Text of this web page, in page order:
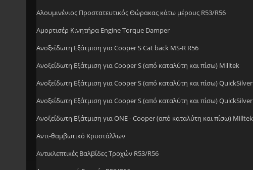
Αλουμινένιος Προστατευτικός Θώρακας κάτω μέρους R53/R56
Αμορτισέρ Κινητήρα Engine Torque Damper
Ανοξείδωτη Eξάτμιση για Cooper S Cat back MS-R R56
Ανοξείδωτη Εξάτμιση για Cooper S (από καταλύτη και πίσω) Milltek
Ανοξείδωτη Εξάτμιση για Cooper S (από καταλύτη και πίσω) QuickSilver
Ανοξείδωτη Εξάτμιση για Cooper S (από καταλύτη και πίσω) QuickSilver
Ανοξείδωτη Εξάτμιση για ONE - Cooper (από καταλύτη και πίσω) Milltek
Αντι-θαμβωτικό Κρυστάλλων
Αντικλεπτικές Βαλβίδες Τροχών R53/R56